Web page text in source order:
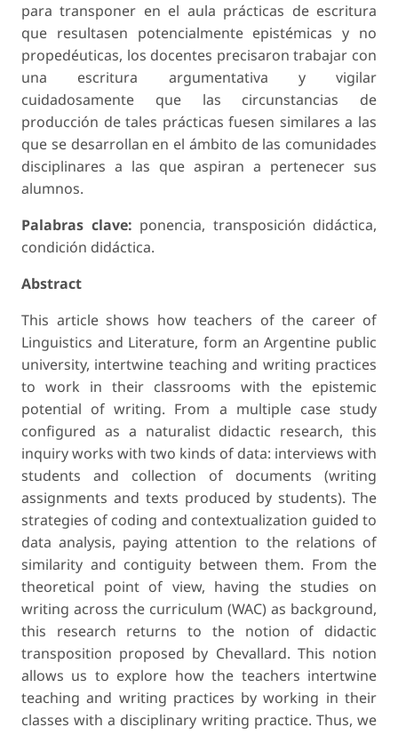
para transponer en el aula prácticas de escritura
que resultasen potencialmente epistémicas y no
propedéuticas, los docentes precisaron trabajar con
una escritura argumentativa y vigilar
cuidadosamente que las circunstancias de
producción de tales prácticas fuesen similares a las
que se desarrollan en el ámbito de las comunidades
disciplinares a las que aspiran a pertenecer sus
alumnos.
Palabras clave: ponencia, transposición didáctica,
condición didáctica.
Abstract
This article shows how teachers of the career of
Linguistics and Literature, form an Argentine public
university, intertwine teaching and writing practices
to work in their classrooms with the epistemic
potential of writing. From a multiple case study
configured as a naturalist didactic research, this
inquiry works with two kinds of data: interviews with
students and collection of documents (writing
assignments and texts produced by students). The
strategies of coding and contextualization guided to
data analysis, paying attention to the relations of
similarity and contiguity between them. From the
theoretical point of view, having the studies on
writing across the curriculum (WAC) as background,
this research returns to the notion of didactic
transposition proposed by Chevallard. This notion
allows us to explore how the teachers intertwine
teaching and writing practices by working in their
classes with a disciplinary writing practice. Thus, we